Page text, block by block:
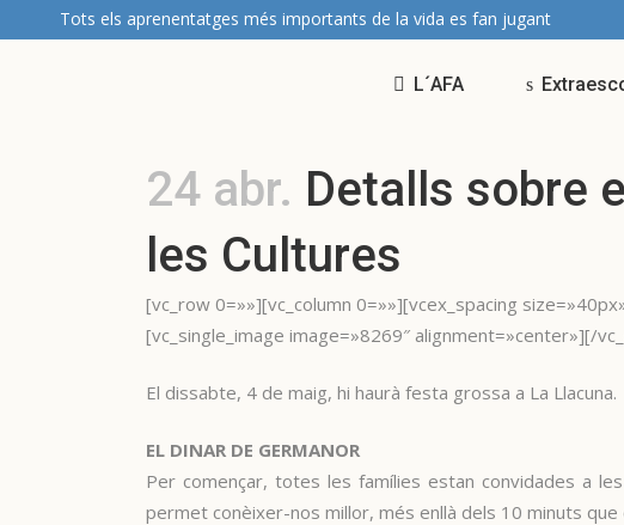
Tots els aprenentatges més importants de la vida es fan jugant
L´AFA
24 abr. Detalls sobre
les Cultures
[vc_row 0=»»][vc_column 0=»»][vcex_spacing
[vc_single_image image=»8269″ alignment=»center»][/
El dissabte, 4 de maig, hi haurà festa grossa a La Llacuna.
EL DINAR DE GERMANOR
Per començar, totes les famílies estan convidades a
permet conèixer-nos millor, més enllà dels 10 minuts